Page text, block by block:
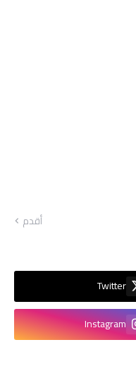
أقدم
Twitter
Instagram